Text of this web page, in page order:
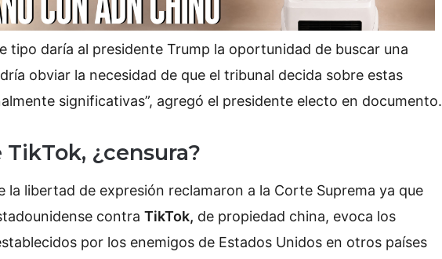
tipo daría al presidente Trump la oportunidad de buscar una
obviar la necesidad de que el tribunal decida sobre estas
significativas”, agregó el presidente electo en documento.
¿censura?
la libertad de expresión reclamaron a la Corte Suprema ya que
contra TikTok, de propiedad china, evoca los
por los enemigos de Estados Unidos en otros países